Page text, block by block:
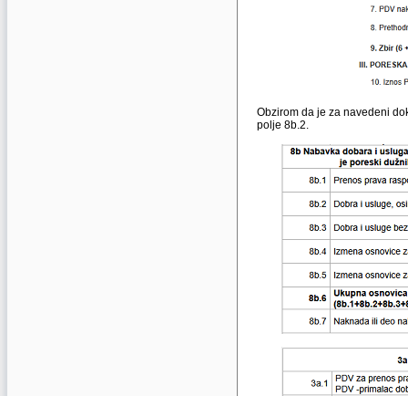
Obzirom da je za navedeni
polje 8b.2.